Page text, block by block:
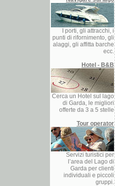
I porti, gli attracchi, i
punti di rifornimento, gli
alaggi, gli affitta barche
ecc.
Hotel - B&B
Cerca un Hotel sul lago
di Garda, le migliori
offerte da 3 a 5 stelle
Tour operator
Servizi turistici per
l’area del Lago di
Garda per clienti
individuali e piccoli
gruppi.